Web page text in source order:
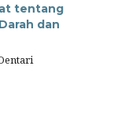
tentang
dan